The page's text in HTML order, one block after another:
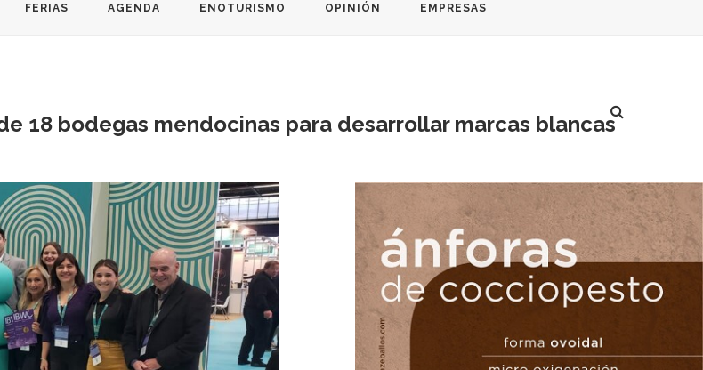
FERIAS AGENDA ENOTURISMO OPINIÓN EMPRESAS
18 bodegas mendocinas para desarrollar marcas blancas